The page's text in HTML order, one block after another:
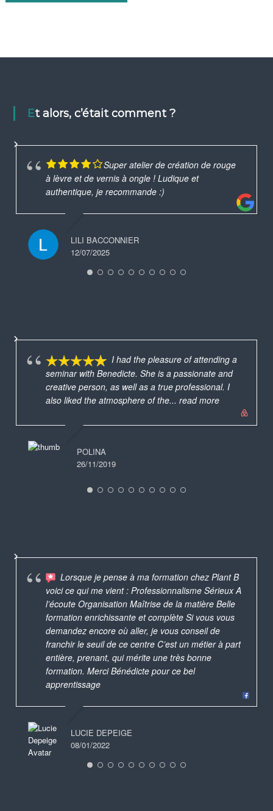
Et alors, c’était comment ?
Super atelier de création de rouge
à lèvre et de vernis à ongle ! Ludique et
authentique, je recommande :)
LILI BACCONNIER
12/07/2025
I had the pleasure of attending a
seminar with Benedicte. She is a passionate and
creative person, as well as a true professional. I
also liked the atmosphere of the... read more
POLINA
26/11/2019
Lorsque je pense à ma formation chez Plant B
voici ce qui me vient : Professionnalisme Sérieux A
l’écoute Organisation Maîtrise de la matière Belle
formation enrichissante et complète Si vous vous
demandez encore où aller, je vous conseil de
franchir le seuil de ce centre C’est un métier à part
entière, prenant, qui mérite une très bonne
formation. Merci Bénédicte pour ce bel
apprentissage
LUCIE DEPEIGE
08/01/2022